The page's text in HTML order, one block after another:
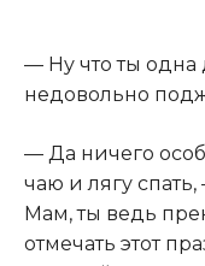
— Ну что ты
недовольно
— Да ничего
чаю и лягу
Мам, ты ведь
отмечать этот